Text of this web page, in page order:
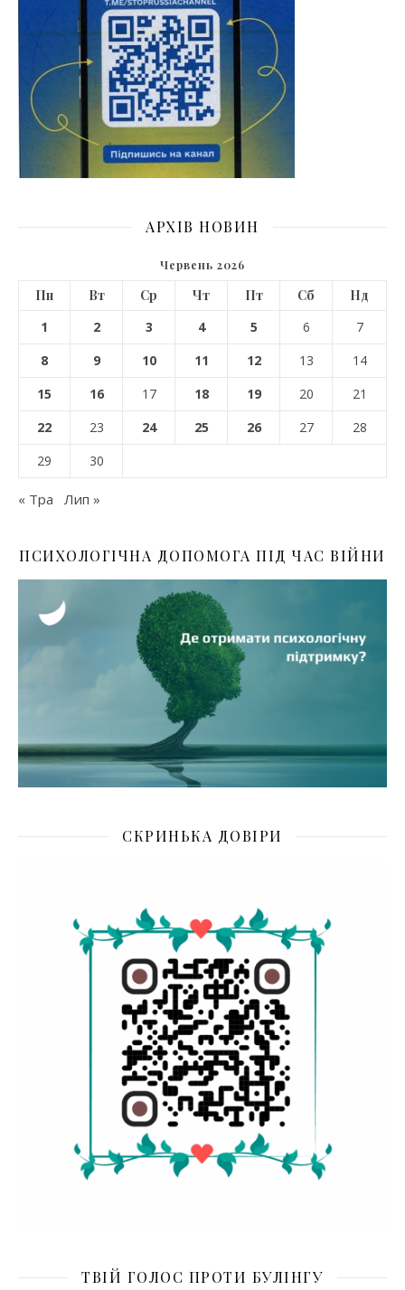
АРХІВ НОВИН
Червень 2026
Пн Вт Ср Чт Пт Сб
Нд
1
2 3 4 5 6
7
8
9 10 11 12 13
14
15
16 17 18 19 20
21
22
23 24 25 26 27
28
29
30
« Тра Лип »
ПСИХОЛОГІЧНА ДОПОМОГА ПІД ЧАС ВІЙНИ
СКРИНЬКА ДОВІРИ
ТВІЙ ГОЛОС ПРОТИ БУЛІНГУ